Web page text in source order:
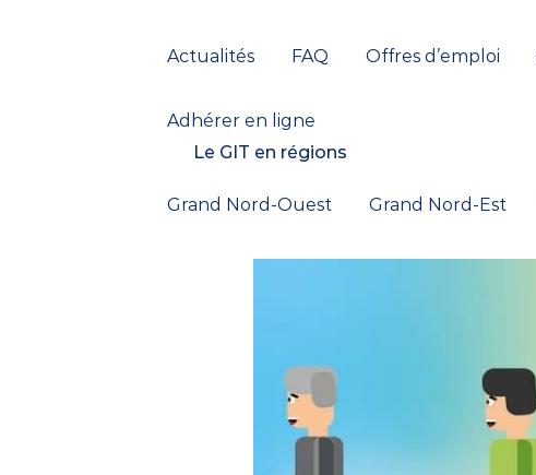
Actualités FAQ Offres d’emploi
Adhérer en ligne
Le GIT en régions
Grand Nord-Ouest Grand Nord-Est